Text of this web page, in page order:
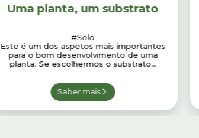
Uma planta, um substrato
#Solo
Este é um dos aspetos mais importantes
para o bom desenvolvimento de uma
planta. Se escolhermos o substrato...
Saber mais